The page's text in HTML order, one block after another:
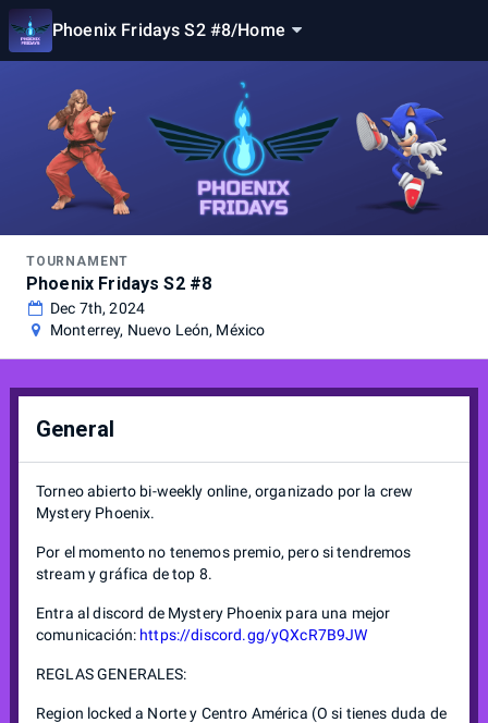
Phoenix Fridays S2 #8/Home
TOURNAMENT
Phoenix Fridays S2 #8
Dec 7th, 2024
Monterrey, Nuevo León, México
General
Torneo abierto bi-weekly online, organizado por la crew
Mystery Phoenix.
Por el momento no tenemos premio, pero si tendremos
stream y gráfica de top 8.
Entra al discord de Mystery Phoenix para una mejor
comunicación: https://discord.gg/yQXcR7B9JW
REGLAS GENERALES:
Region locked a Norte y Centro América (O si tienes duda de